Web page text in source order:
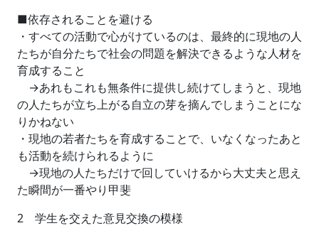
■依存されることを避ける
・すべての活動で心がけているのは、最終的に現地の人
たちが自分たちで社会の問題を解決できるような人材を
育成すること
→あれもこれも無条件に提供し続けてしまうと、現地
の人たちが立ち上がる自立の芽を摘んでしまうことにな
りかねない
・現地の若者たちを育成することで、いなくなったあと
も活動を続けられるように
→現地の人たちだけで回していけるから大丈夫と思え
た瞬間が一番やり甲斐
2 学生を交えた意見交換の模様